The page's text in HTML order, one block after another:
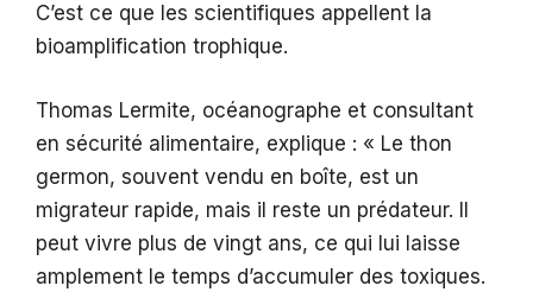
C’est ce que les scientifiques appellent la
bioamplification trophique.
Thomas Lermite, océanographe et consultant
en sécurité alimentaire, explique : « Le thon
germon, souvent vendu en boîte, est un
migrateur rapide, mais il reste un prédateur. Il
peut vivre plus de vingt ans, ce qui lui laisse
amplement le temps d’accumuler des toxiques.